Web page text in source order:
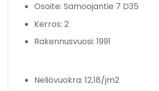
Osoite: Samoojantie 7 D35
Kerros: 2
Rakennusvuosi: 1991
Neliövuokra: 12,18/jm2